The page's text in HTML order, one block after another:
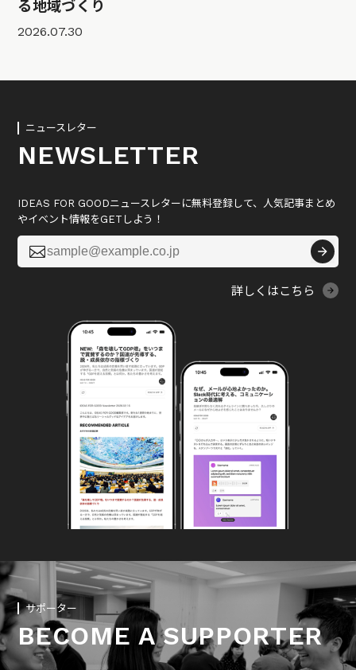
る地域づくり
2026.07.30
ニュースレター
NEWSLETTER
IDEAS FOR GOODニュースレターに無料登録して、人気記事まとめ
やイベント情報をGETしよう！

詳しくはこちら
サポーター
BECOME A SUPPORTER